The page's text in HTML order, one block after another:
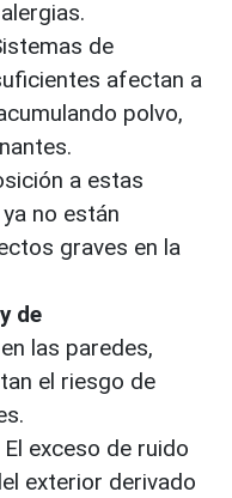
de
afectan a
polvo,
a estas
no están
graves en la
de
las paredes,
el riesgo de
El exceso de ruido
exterior derivado